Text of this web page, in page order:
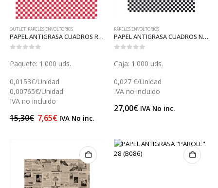
OUTLET, PAPELES ENVOLTORIOS
PAPEL ANTIGRASA CUADROS ROJOS 20 (GP23324)
Paquete: 1.000 uds.
0,0153€/Unidad
0,00765€/Unidad
IVA no incluido
15,30€ 7,65€ IVA No inc.
PAPELES ENVOLTORIOS
PAPEL ANTIGRASA CUADROS NEGROS 28 (GP16910)
Caja: 1.000 uds.
0,027 €/Unidad
IVA no incluido
27,00€ IVA No inc.